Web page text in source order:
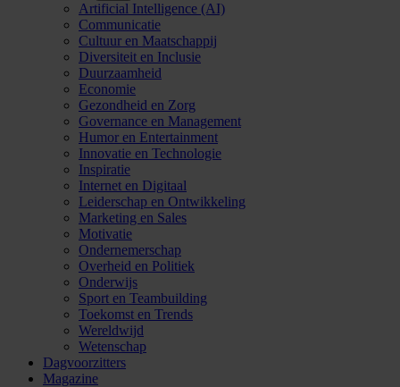
Artificial Intelligence (AI)
Communicatie
Cultuur en Maatschappij
Diversiteit en Inclusie
Duurzaamheid
Economie
Gezondheid en Zorg
Governance en Management
Humor en Entertainment
Innovatie en Technologie
Inspiratie
Internet en Digitaal
Leiderschap en Ontwikkeling
Marketing en Sales
Motivatie
Ondernemerschap
Overheid en Politiek
Onderwijs
Sport en Teambuilding
Toekomst en Trends
Wereldwijd
Wetenschap
Dagvoorzitters
Magazine